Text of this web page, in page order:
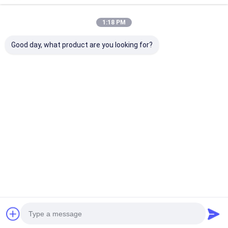
फाइबर ऑप्टिक पैच केबल
1:18 PM
Good day, what product are you looking for?